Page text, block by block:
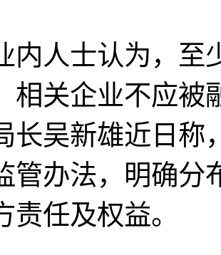
人士认为，至
相关企业不应
长吴新雄近日称
管办法，明确分
责任及权益。